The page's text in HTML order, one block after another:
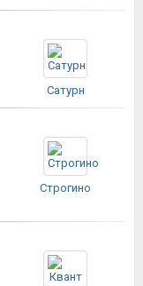
Сатурн
Строгино